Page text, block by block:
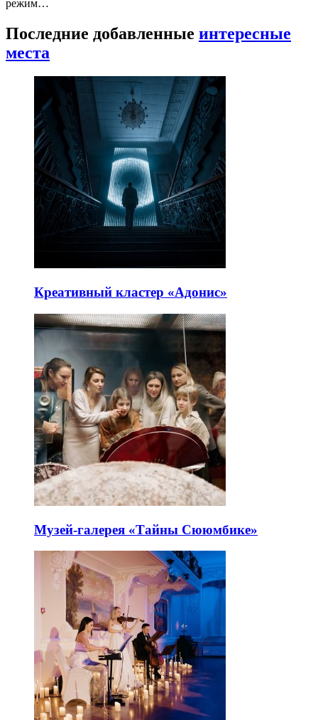
режим…
Последние добавленные интересные
места
Креативный кластер «Адонис»
Музей-галерея «Тайны Сююмбике»